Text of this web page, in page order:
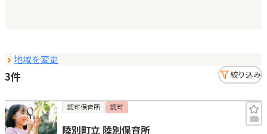
マイページ
お気に入り
地域を変更
3件 絞り込み
認可保育所 認可
陸別町立 陸別保育所